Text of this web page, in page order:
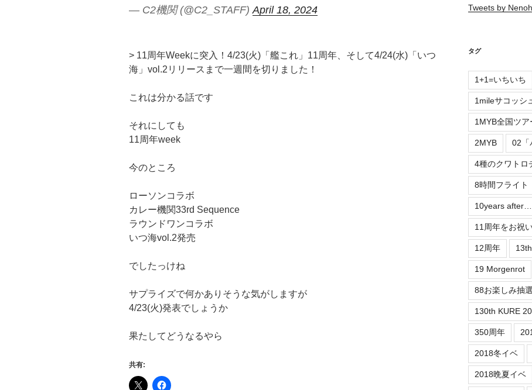
— C2機関 (@C2_STAFF)April 18, 2024
> 11周年Weekに突入！4/23(火)「艦これ」11周年、そして4/24(水)「いつ
海」vol.2リリースまで一週間を切りました！
これは分かる話です
それにしても
11周年week
今のところ
ローソンコラボ
カレー機関33rd Sequence
ラウンドワンコラボ
いつ海vol.2発売
でしたっけね
サプライズで何かありそうな気がしますが
4/23(火)発表でしょうか
果たしてどうなるやら
共有:
Tweets by
タグ
1+1=いちいち
1mileサコッシ
1MYB全国ツア
2MYB 02「
4種のクワトロ
8時間フライト
10years
11周年をお祝
12周年
19 Morgenrot
88お楽しみ抽
130th KURE
350周年
2018冬イベ
2018晩夏イベ